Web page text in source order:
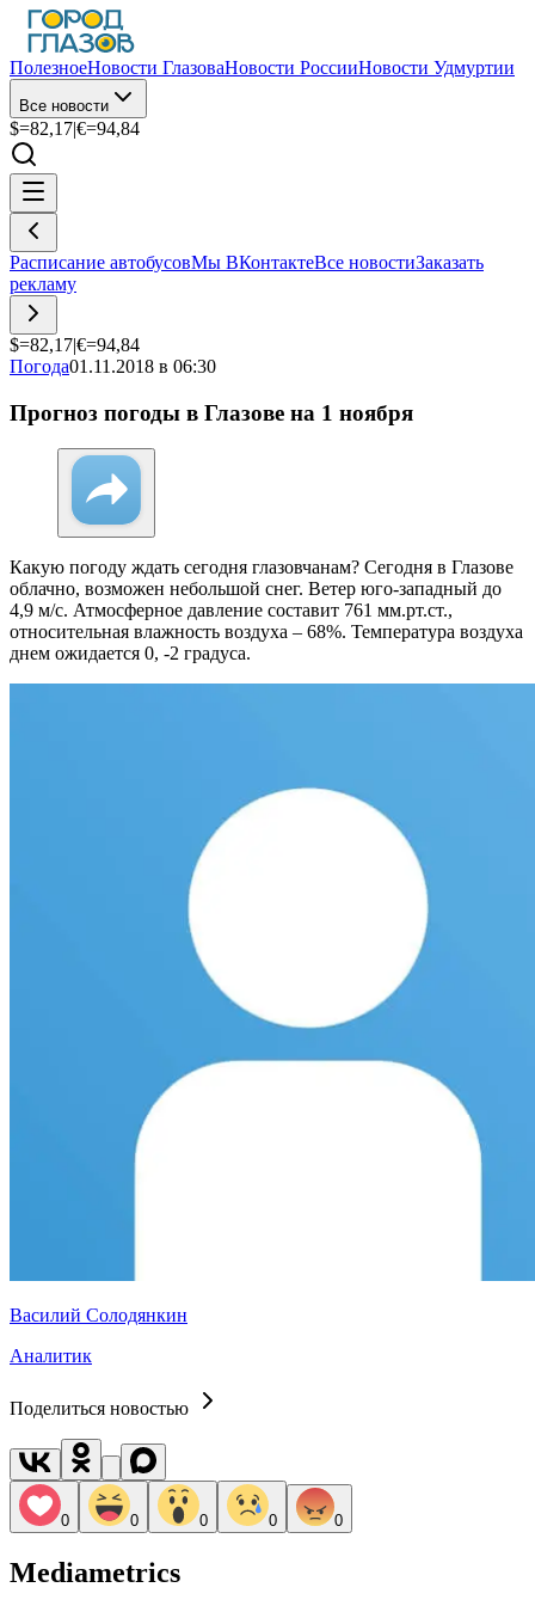
ПолезноеНовости ГлазоваНовости РоссииНовости Удмуртии
Все новости
$=82,17|€=94,84
Расписание автобусовМы ВКонтактеВсе новостиЗаказать
рекламу
$=82,17|€=94,84
Погода01.11.2018 в 06:30
Прогноз погоды в Глазове на 1 ноября
Какую погоду ждать сегодня глазовчанам? Сегодня в Глазове
облачно, возможен небольшой снег. Ветер юго-западный до
4,9 м/с. Атмосферное давление составит 761 мм.рт.ст.,
относительная влажность воздуха – 68%. Температура воздуха
днем ожидается 0, -2 градуса.
Василий Солодянкин
Аналитик
Поделиться новостью
0 0 0 0 0
Mediametrics